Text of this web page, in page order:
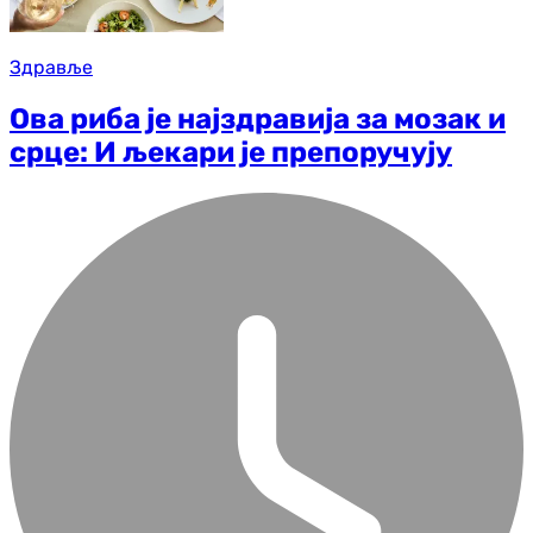
Здравље
Ова риба је најздравија за мозак и
срце: И љекари је препоручују